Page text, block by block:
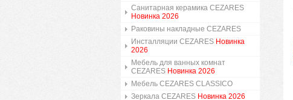
Санитарная керамика CEZARES
Новинка 2026
Раковины накладные CEZARES
Инсталляции CEZARES Новинка
2026
Мебель для ванных комнат
CEZARES Новинка 2026
Мебель CEZARES CLASSICO
Зеркала CEZARES Новинка 2026